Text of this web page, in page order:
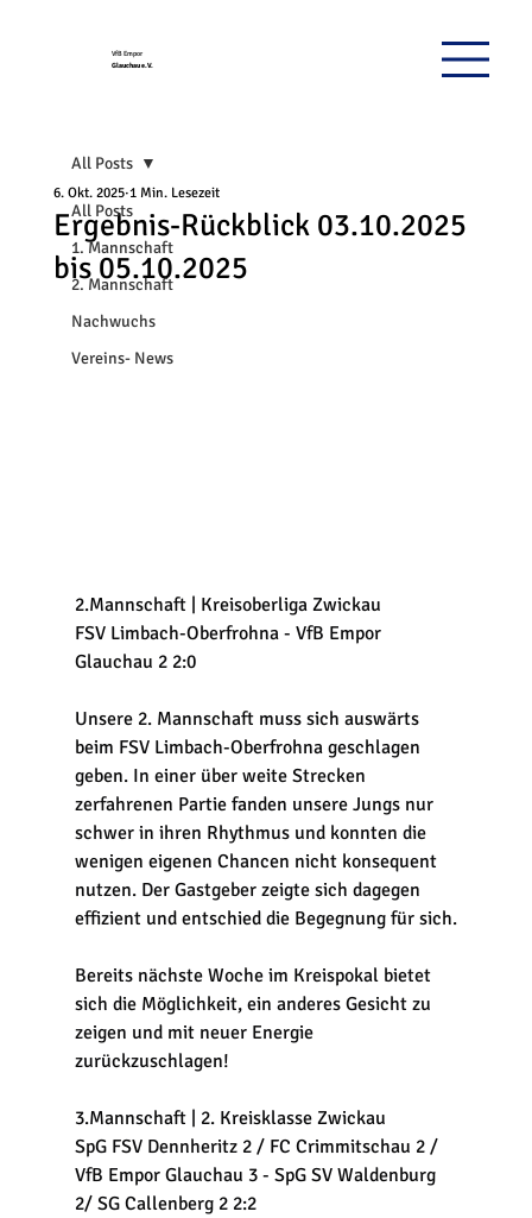
VfB Empor
Glauchau e.V.
All Posts
1. Mannschaft
2. Mannschaft
Nachwuchs
Vereins- News
All Posts
Ergebnis-Rückblick 03.10.2025
bis 05.10.2025
6. Okt. 2025 1 Min. Lesezeit
2.Mannschaft | Kreisoberliga Zwickau
FSV Limbach-Oberfrohna - VfB Empor
Glauchau 2 2:0
Unsere 2. Mannschaft muss sich auswärts
beim FSV Limbach-Oberfrohna geschlagen
geben. In einer über weite Strecken
zerfahrenen Partie fanden unsere Jungs nur
schwer in ihren Rhythmus und konnten die
wenigen eigenen Chancen nicht konsequent
nutzen. Der Gastgeber zeigte sich dagegen
effizient und entschied die Begegnung für sich.
Bereits nächste Woche im Kreispokal bietet
sich die Möglichkeit, ein anderes Gesicht zu
zeigen und mit neuer Energie
zurückzuschlagen!
3.Mannschaft | 2. Kreisklasse Zwickau
SpG FSV Dennheritz 2 / FC Crimmitschau 2 /
VfB Empor Glauchau 3 - SpG SV Waldenburg
2/ SG Callenberg 2 2:2